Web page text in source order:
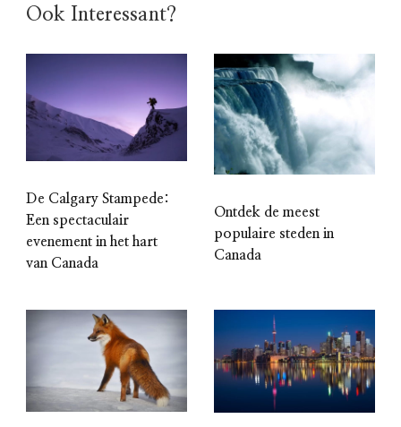
Ook Interessant?
De Calgary Stampede:
Een spectaculair
evenement in het hart
van Canada
Ontdek de meest
populaire steden in
Canada